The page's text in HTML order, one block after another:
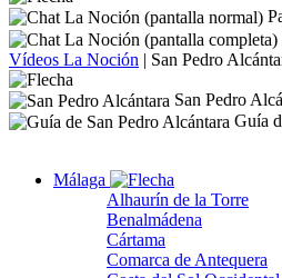
Vídeos La Noción | San Pedro
San Pedro
Guía
Málaga
Alhaurín de la Torre
Benalmádena
Cártama
Comarca de Antequera